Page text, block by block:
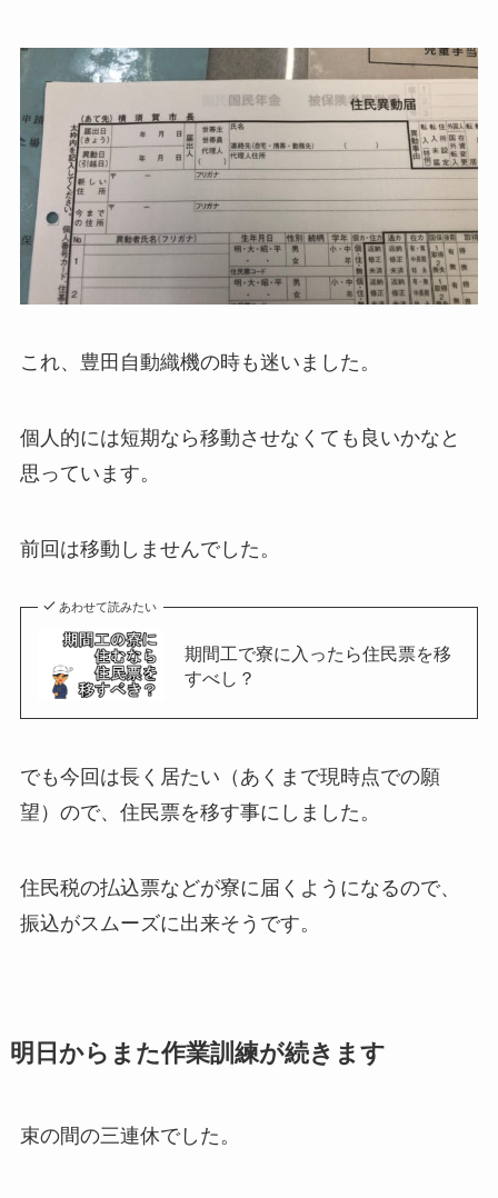
これ、豊田自動織機の時も迷いました。
個人的には短期なら移動させなくても良いかなと
思っています。
前回は移動しませんでした。
あわせて読みたい
期間工で寮に入ったら住民票を移
すべし？
でも今回は長く居たい（あくまで現時点での願
望）ので、住民票を移す事にしました。
住民税の払込票などが寮に届くようになるので、
振込がスムーズに出来そうです。
明日からまた作業訓練が続きます
束の間の三連休でした。